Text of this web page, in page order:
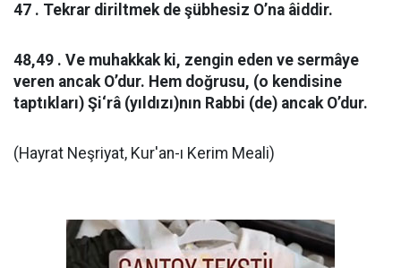
47 . Tekrar diriltmek de şübhesiz O’na âiddir.
48,49 . Ve muhakkak ki, zengin eden ve sermâye
veren ancak O’dur. Hem doğrusu, (o kendisine
taptıkları) Şi‘râ (yıldızı)nın Rabbi (de) ancak O’dur.
(Hayrat Neşriyat, Kur'an-ı Kerim Meali)